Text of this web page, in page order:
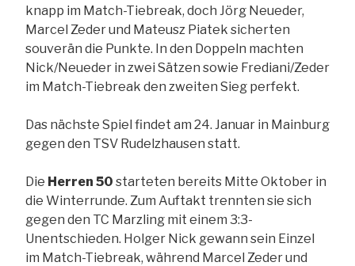
knapp im Match-Tiebreak, doch Jörg Neueder,
Marcel Zeder und Mateusz Piatek sicherten
souverän die Punkte. In den Doppeln machten
Nick/Neueder in zwei Sätzen sowie Frediani/Zeder
im Match-Tiebreak den zweiten Sieg perfekt.
Das nächste Spiel findet am 24. Januar in Mainburg
gegen den TSV Rudelzhausen statt.
Die Herren 50 starteten bereits Mitte Oktober in
die Winterrunde. Zum Auftakt trennten sie sich
gegen den TC Marzling mit einem 3:3-
Unentschieden. Holger Nick gewann sein Einzel
im Match-Tiebreak, während Marcel Zeder und